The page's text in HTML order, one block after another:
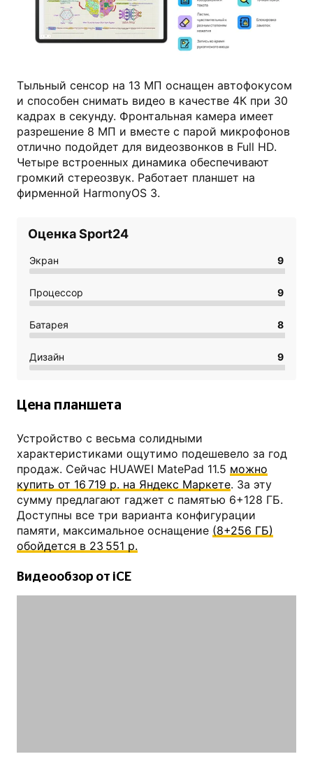
Тыльный сенсор на 13 МП оснащен автофокусом
и способен снимать видео в качестве 4К при 30
кадрах в секунду. Фронтальная камера имеет
разрешение 8 МП и вместе с парой микрофонов
отлично подойдет для видеозвонков в Full HD.
Четыре встроенных динамика обеспечивают
громкий стереозвук. Работает планшет на
фирменной HarmonyOS 3.
Оценка Sport24
Экран 9
Процессор 9
Батарея 8
Дизайн 9
Цена планшета
Устройство с весьма солидными
характеристиками ощутимо подешевело за год
продаж. Сейчас HUAWEI MatePad 11.5 можно
купить от 16 719 р. на Яндекс Маркете. За эту
сумму предлагают гаджет с памятью 6+128 ГБ.
Доступны все три варианта конфигурации
памяти, максимальное оснащение (8+256 ГБ)
обойдется в 23 551 р.
Видеообзор от iCE